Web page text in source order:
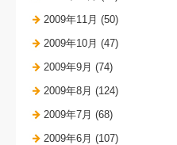
2009年11月 (50)
2009年10月 (47)
2009年9月 (74)
2009年8月 (124)
2009年7月 (68)
2009年6月 (107)